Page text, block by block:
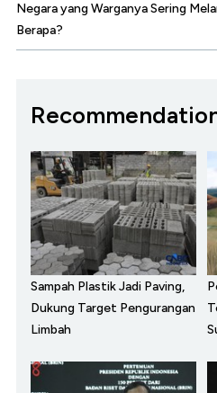
Negara yang Warganya Sering
Berapa?
Sampah Plastik Jadi Paving,
Dukung Target Pengurangan
Limbah